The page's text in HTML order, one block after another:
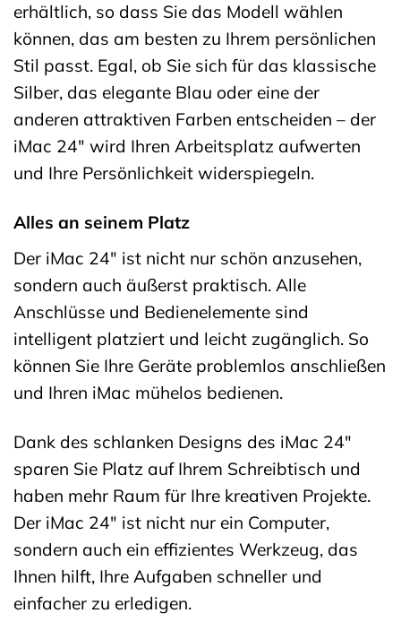
erhältlich, so dass Sie das Modell wählen
können, das am besten zu Ihrem persönlichen
Stil passt. Egal, ob Sie sich für das klassische
Silber, das elegante Blau oder eine der
anderen attraktiven Farben entscheiden – der
iMac 24″ wird Ihren Arbeitsplatz aufwerten
und Ihre Persönlichkeit widerspiegeln.
Alles an seinem Platz
Der iMac 24″ ist nicht nur schön anzusehen,
sondern auch äußerst praktisch. Alle
Anschlüsse und Bedienelemente sind
intelligent platziert und leicht zugänglich. So
können Sie Ihre Geräte problemlos anschließen
und Ihren iMac mühelos bedienen.
Dank des schlanken Designs des iMac 24″
sparen Sie Platz auf Ihrem Schreibtisch und
haben mehr Raum für Ihre kreativen Projekte.
Der iMac 24″ ist nicht nur ein Computer,
sondern auch ein effizientes Werkzeug, das
Ihnen hilft, Ihre Aufgaben schneller und
einfacher zu erledigen.